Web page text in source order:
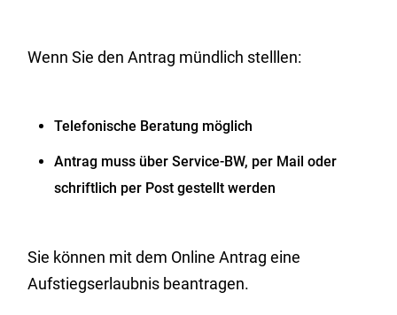
Wenn Sie den Antrag mündlich stelllen:
Telefonische Beratung möglich
Antrag muss über Service-BW, per Mail oder
schriftlich per Post gestellt werden
Sie können mit dem Online Antrag eine
Aufstiegserlaubnis beantragen.